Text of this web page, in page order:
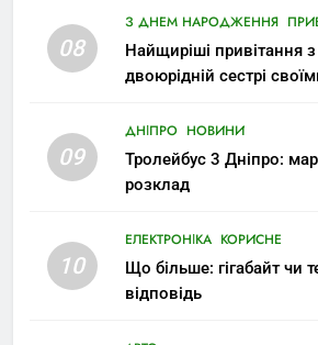
08
З ДНЕМ НАРОДЖЕННЯ
Найщиріші привітання
двоюрідній сестрі
09
ДНІПРО НОВИНИ
Тролейбус 3 Дніпро:
розклад
10
ЕЛЕКТРОНІКА КОРИСНЕ
Що більше: гігабайт чи
відповідь